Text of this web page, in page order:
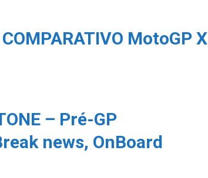
MotoGP X
– Pré-GP
news, OnBoard